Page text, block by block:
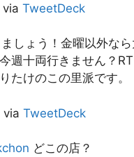
via TweetDeck
しょう！金曜以外な
週十両行きません？
たけのこの里派です。
via TweetDeck
どこの店？